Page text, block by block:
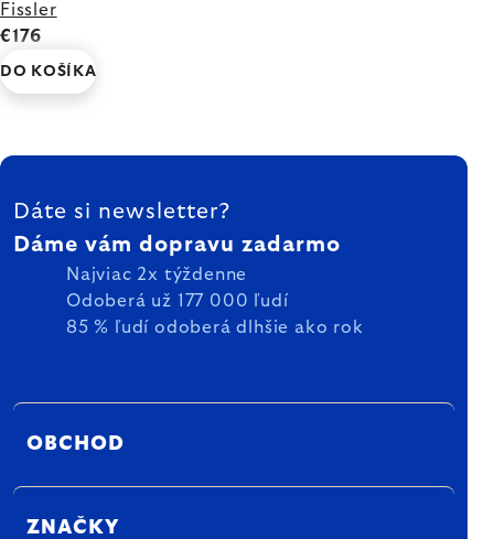
Fissler
€176
DO KOŠÍKA
ZÁPÄTIE
Dáte si newsletter?
Dáme vám dopravu zadarmo
Najviac 2x týždenne
Odoberá už 177 000 ľudí
85 % ľudí odoberá dlhšie ako rok
OBCHOD
ZNAČKY